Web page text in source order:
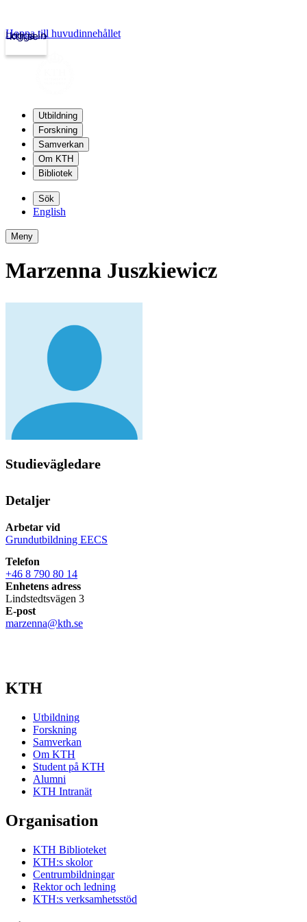
kth.se
Logga in
Hoppa till huvudinnehållet
Utbildning
Forskning
Samverkan
Om KTH
Bibliotek
Sök
English
Meny
Marzenna Juszkiewicz
Studievägledare
Detaljer
Arbetar vid
Grundutbildning EECS
Telefon
+46 8 790 80 14
Enhetens adress
Lindstedtsvägen 3
E-post
marzenna@kth.se
KTH
Utbildning
Forskning
Samverkan
Om KTH
Student på KTH
Alumni
KTH Intranät
Organisation
KTH Biblioteket
KTH:s skolor
Centrumbildningar
Rektor och ledning
KTH:s verksamhetsstöd